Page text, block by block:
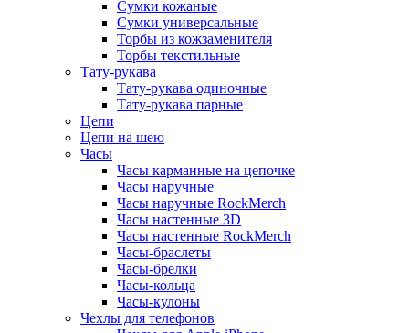
Сумки кожаные
Сумки универсальные
Торбы из кожзаменителя
Торбы текстильные
Тату-рукава
Тату-рукава одиночные
Тату-рукава парные
Цепи
Цепи на шею
Часы
Часы карманные на цепочке
Часы наручные
Часы наручные RockMerch
Часы настенные 3D
Часы настенные RockMerch
Часы-браслеты
Часы-брелки
Часы-кольца
Часы-кулоны
Чехлы для телефонов